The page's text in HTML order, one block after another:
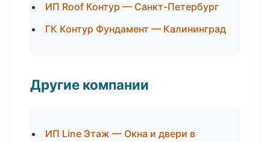
ИП Roof Контур — Санкт-Петербург
ГК Контур Фундамент — Калининград
Другие компании
ИП Line Этаж — Окна и двери в